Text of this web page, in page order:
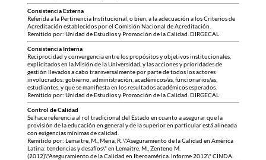
Consistencia Externa
Referida a la Pertinencia Institucional, o bien, a la adecuación a los Criterios de
Acreditación establecidos por el Comisión Nacional de Acreditación.
Remitido por: Unidad de Estudios y Promoción de la Calidad. DIRGECAL
Consistencia Interna
Reciprocidad y convergencia entre los propósitos y objetivos institucionales,
explicitados en la Misión de la Universidad, y las acciones y prioridades de
gestión llevados a cabo transversalmente por parte de todos los actores
involucrados: gobierno, administración, académicos/as, funcionarios/as,
estudiantes, y que se manifiesta en los resultados académicos esperados.
Remitido por: Unidad de Estudios y Promoción de la Calidad. DIRGECAL
Control de Calidad
Se hace referencia al rol tradicional del Estado en cuanto a asegurar que la
provisión de la educación en general y de la superior en particular está alineada
con exigencias mínimas de calidad.
Remitido por: Lemaitre, M., Mena, R. \"Aseguramiento de la Calidad en América
Latina: tendencias y desafíos\" en Lemaitre, M., Zenteno M.
(2012)\"Aseguramiento de la Calidad en Iberoamérica. Informe 2012\" CINDA.